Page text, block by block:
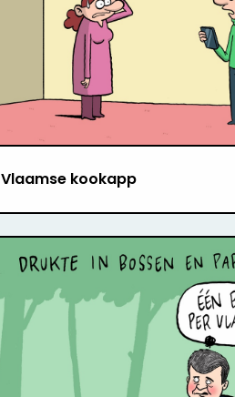
Vlaamse kookapp